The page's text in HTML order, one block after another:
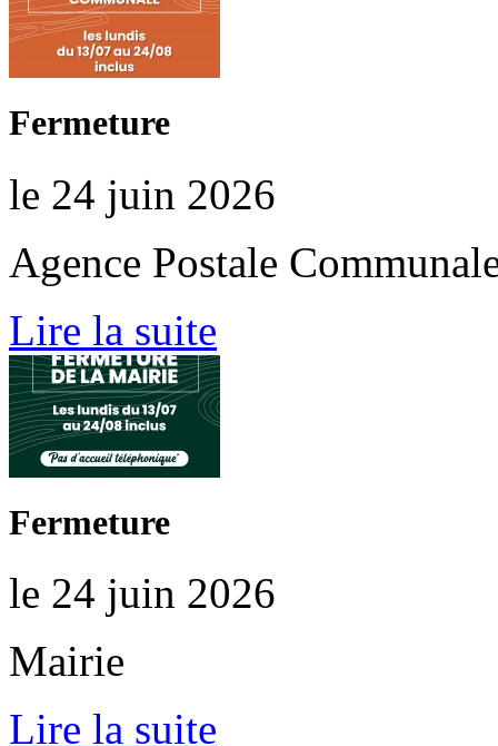
Fermeture
le 24 juin 2026
Agence Postale
Lire la suite
Fermeture
le 24 juin 2026
Mairie
Lire la suite